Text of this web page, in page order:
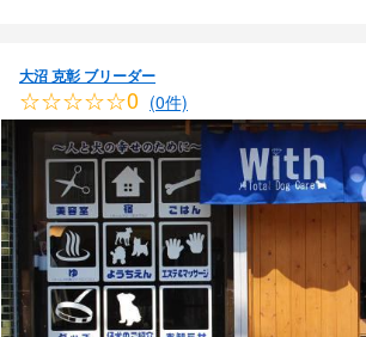
大沼 克彰 ブリーダー
☆☆☆☆☆0 (0件)